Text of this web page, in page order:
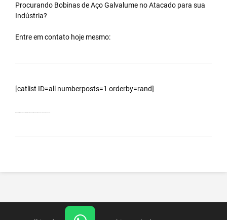
Procurando Bobinas deAço Galvalume noAtacado para sua
Indústria?
Entre em contato hoje mesmo:
[catlist ID=all numberposts=1 orderby=rand]